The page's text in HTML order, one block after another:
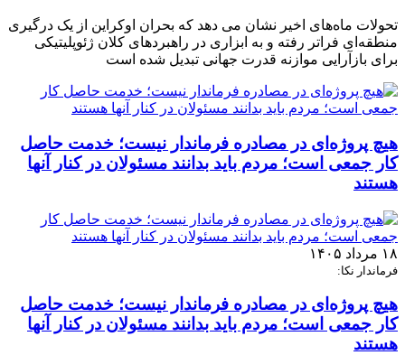
تحولات ماه‌های اخیر نشان می‌ دهد که بحران اوکراین از یک درگیری
منطقه‌ای فراتر رفته و به ابزاری در راهبردهای کلان ژئوپلیتیکی
برای بازآرایی موازنه قدرت جهانی تبدیل شده است
هیچ پروژه‌ای در مصادره فرماندار نیست؛ خدمت حاصل
کار جمعی است؛ مردم باید بدانند مسئولان در کنار آنها
هستند
۱۸ مرداد ۱۴۰۵
فرماندار نکا:
هیچ پروژه‌ای در مصادره فرماندار نیست؛ خدمت حاصل
کار جمعی است؛ مردم باید بدانند مسئولان در کنار آنها
هستند